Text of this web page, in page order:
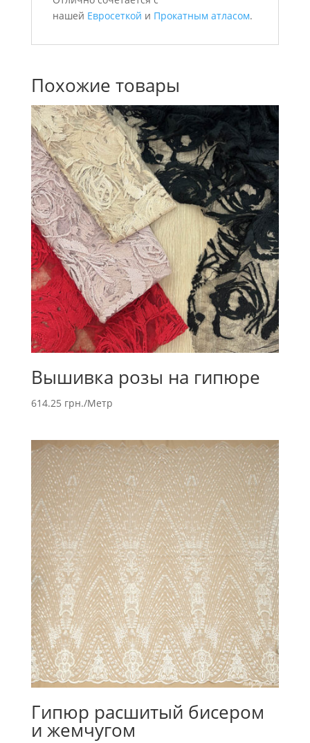
нашей Евросеткой и Прокатным атласом.
Похожие товары
Вышивка розы на гипюре
614.25 грн./Метр
Гипюр расшитый бисером
и жемчугом